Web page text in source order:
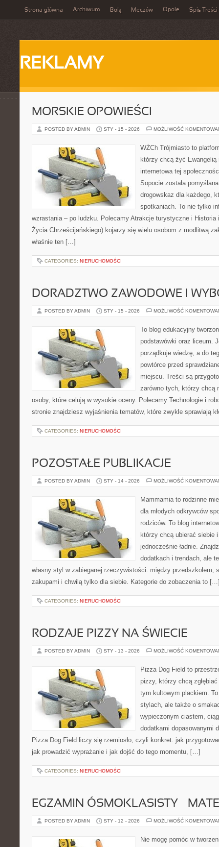
Strona główna Archiwum Bolą Meczów Opole Spis Treści
REKLAMY
MORSKIE OPOWIEŚCI
POSTED BY ADMIN STY - 15 - 2026 MOŻLIWOŚĆ
WŻCh Trójmiasto to
którzy chcą żyć
internetowa tej
Sopocie została
drogowskaz dla każdego,
spotkaniach. To nie tylko
wzrastania – po ludzku. Polecamy Atrakcje turystyczne i Historia
Życia Chrześcijańskiego) kojarzy się wielu osobom z modlitwą
właśnie ten […]
CATEGORIES: NIERUCHOMOŚCI
DORADZTWO ZAWODOWE I
POSTED BY ADMIN STY - 15 - 2026 MOŻLIWOŚĆ
To blog edukacyjny
podstawówki oraz liceum.
porządkuje wiedzę, a do
powtórce przed
miejscu. Treści są
zarówno tych, którzy chcą
osoby, które celują w wysokie oceny. Polecamy Technologie i
stronie znajdziesz wyjaśnienia tematów, które zwykle sprawiają
CATEGORIES: NIERUCHOMOŚCI
POZOSTAŁE PUBLIKACJE
POSTED BY ADMIN STY - 14 - 2026 MOŻLIWOŚĆ
Mammamia to rodzinne
dla młodych odkrywców
rodziców. To blog
którzy chcą ubierać siebie
jednocześnie ładnie.
dodatkach i trendach, ale
własny styl w zabieganej rzeczywistości: między przedszkolem,
zakupami i chwilą tylko dla siebie. Kategorie do zobaczenia to
CATEGORIES: NIERUCHOMOŚCI
RODZAJE PIZZY NA ŚWIECIE
POSTED BY ADMIN STY - 13 - 2026 MOŻLIWOŚĆ
Pizza Dog Field to
pizzy, którzy chcą
tym kultowym plackiem.
stylach, ale także o
wypieczonym ciastem,
dodatkami dopasowanymi
Pizza Dog Field liczy się rzemiosło, czyli konkret: jak
jak prowadzić wyprażanie i jak dojść do tego momentu, […]
CATEGORIES: NIERUCHOMOŚCI
EGZAMIN ÓSMOKLASISTY –
POSTED BY ADMIN STY - 12 - 2026 MOŻLIWOŚĆ
Nie mogę pomóc w